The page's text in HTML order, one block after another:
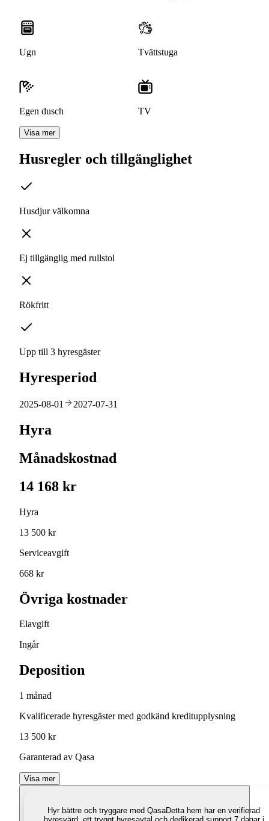
Ugn Tvättstuga
Egen dusch TV
Visa mer
Husregler och tillgänglighet
Husdjur välkomna
Ej tillgänglig med rullstol
Rökfritt
Upp till 3 hyresgäster
Hyresperiod
2025-08-01 2027-07-31
Hyra
Månadskostnad
14 168 kr
Hyra
13 500 kr
Serviceavgift
668 kr
Övriga kostnader
Elavgift
Ingår
Deposition
1 månad
Kvalificerade hyresgäster med godkänd kreditupplysning
13 500 kr
Garanterad av Qasa
Visa mer
Hyr bättre och tryggare med QasaDetta hem har en verifierad